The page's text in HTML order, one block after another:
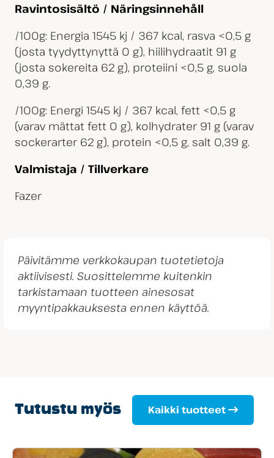
Ravintosisältö / Näringsinnehåll
/100g: Energia 1545 kj / 367 kcal, rasva <0,5 g
(josta tyydyttynyttä 0 g), hiilihydraatit 91 g
(josta sokereita 62 g), proteiini <0,5 g, suola
0,39 g.
/100g: Energi 1545 kj / 367 kcal, fett <0,5 g
(varav mättat fett 0 g), kolhydrater 91 g (varav
sockerarter 62 g), protein <0,5 g, salt 0,39 g.
Valmistaja / Tillverkare
Fazer
Päivitämme verkkokaupan tuotetietoja
aktiivisesti. Suosittelemme kuitenkin
tarkistamaan tuotteen ainesosat
myyntipakkauksesta ennen käyttöä.
Tutustu myös Kaikki tuotteet